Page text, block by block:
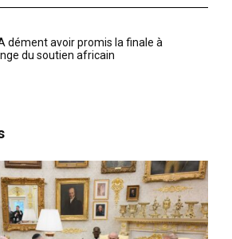
dément avoir promis la finale à
du soutien africain